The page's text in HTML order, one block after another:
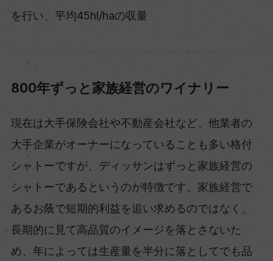
を行い、平均45hl/haの収量
800年ずっと家族経営のワイナリー
現在は大手保険会社や不動産会社など、他業者の
大手企業がオーナーになっていることも多い格付
シャトーですが、ディッサンはずっと家族経営の
シャトーであるというのが特徴です。家族経営で
あるお蔭で短期的利益を追い求めるのではなく、
長期的に見て高品質のイメージを落とさないた
め、年によっては生産量を半分に落としてでも品